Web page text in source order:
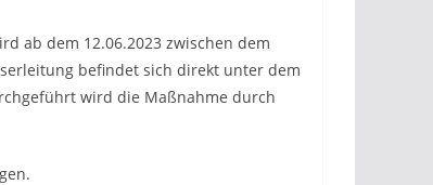
ab dem 12.06.2023 zwischen dem
befindet sich direkt unter dem
wird die Maßnahme durch